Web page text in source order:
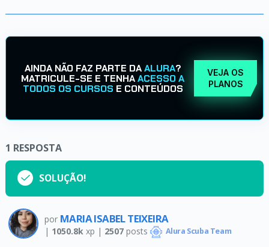
AINDA NÃO FAZ PARTE DAALURA?
MATRICULE-SE E TENHAACESSO A
TODOS OS CURSOS E CONTEÚDOS
VEJA OS
PLANOS
1 RESPOSTA
SOLUÇÃO!
por MARIA ISABEL TEIXEIRA
| 1050.8k xp | 2507posts Alura Scuba Team